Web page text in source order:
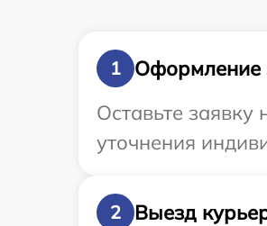
1
Оформление
Оставьте заявку
уточнения
2
Выезд